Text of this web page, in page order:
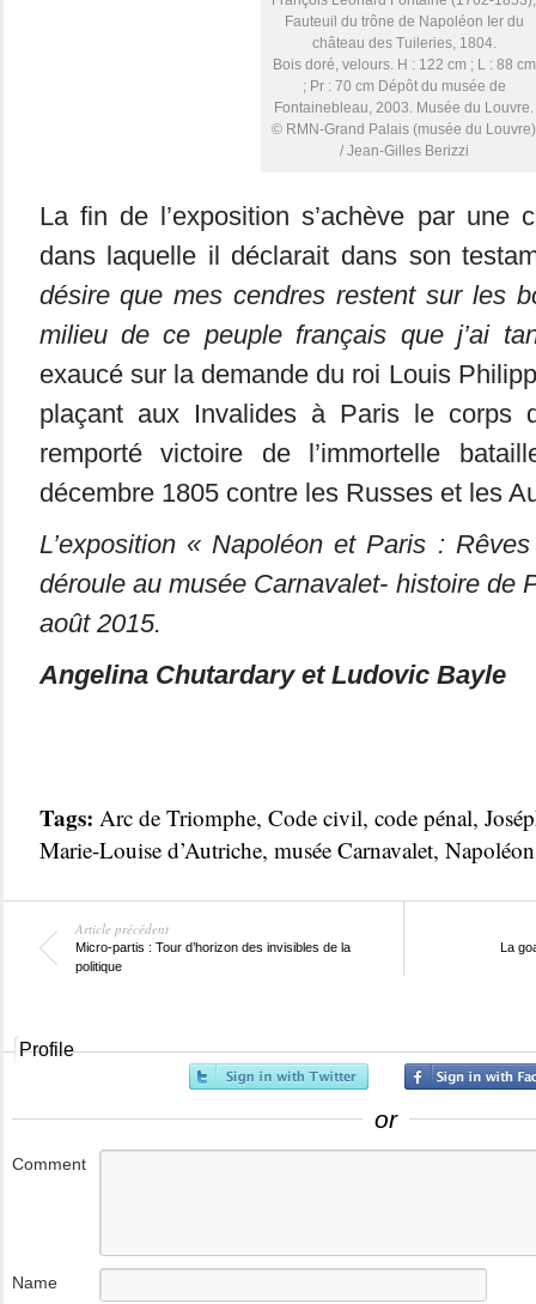
Fauteuil du trône de Napoléon Ier du
château des Tuileries, 1804.
Bois doré, velours. H : 122 cm ; L : 88 cm
; Pr : 70 cm Dépôt du musée de
Fontainebleau, 2003. Musée du Louvre.
© RMN-Grand Palais (musée du Louvre)
/ Jean-Gilles Berizzi
La fin de l’exposition s’achève par une
dans laquelle il déclarait dans son
désire que mes cendres restent sur les
milieu de ce peuple français que j’ai
exaucé sur la demande du roi Louis
plaçant aux Invalides à Paris le corps
remporté victoire de l’immortelle
décembre 1805 contre les Russes et les
L’exposition « Napoléon et Paris :
déroule au musée Carnavalet- histoire de
août 2015.
Angelina Chutardary et Ludovic Bayle
Tags: Arc de Triomphe, Code civil, code pénal,
Marie-Louise d’Autriche, musée Carnavalet, Napoléon
Article précédent
Micro-partis : Tour d’horizon des invisibles de la
politique
La
Profile
or
Comment
Name